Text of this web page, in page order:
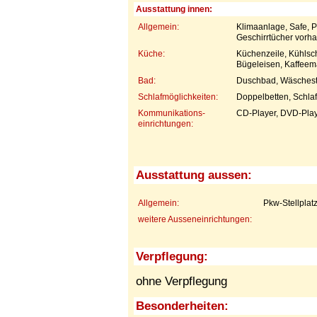
Ausstattung innen:
Allgemein:
Klimaanlage, Safe,
Geschirrtücher
Küche:
Küchenzeile,
Bügeleisen,
Bad:
Duschbad,
Schlafmöglichkeiten:
Doppelbetten,
Kommunikations-
einrichtungen:
CD-Player, DVD-
Ausstattung aussen:
Allgemein:
Pkw-
weitere Ausseneinrichtungen:
Verpflegung:
ohne Verpflegung
Besonderheiten: